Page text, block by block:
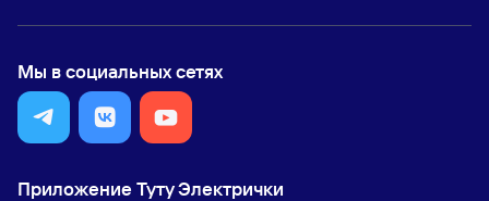
Мы в социальных сетях
Приложение Туту Электрички